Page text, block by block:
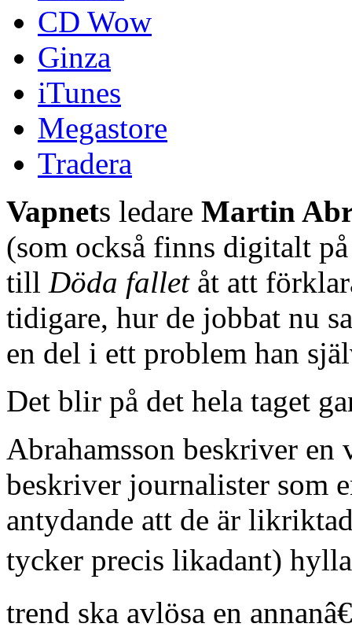
CD Wow
Ginza
iTunes
Megastore
Tradera
Vapnets ledare Martin
(som också finns digitalt
till Döda falletåt att
tidigare, hur de jobbat nu
en del i ett problem han
Det blir på det hela taget
Abrahamsson beskriver
beskriver journalister som
antydande att de är
tycker precis likadant)
trend ska avlösa en